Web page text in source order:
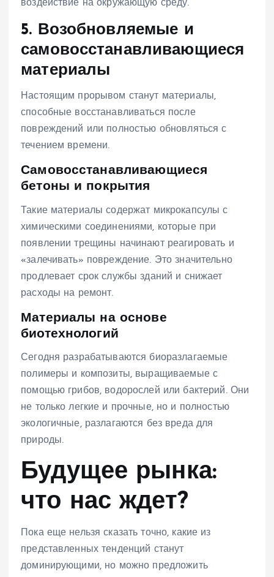
воздействие на окружающую среду.
5. Возобновляемые и
самовосстанавливающиеся
материалы
Настоящим прорывом станут материалы,
способные восстанавливаться после
повреждений или полностью обновляться с
течением времени.
Самовосстанавливающиеся
бетоны и покрытия
Такие материалы содержат микрокапсулы с
химическими соединениями, которые при
появлении трещины начинают реагировать и
«залечивать» повреждение. Это значительно
продлевает срок службы зданий и снижает
расходы на ремонт.
Материалы на основе
биотехнологий
Сегодня разрабатываются биоразлагаемые
полимеры и композиты, выращиваемые с
помощью грибов, водорослей или бактерий. Они
не только легкие и прочные, но и полностью
экологичные, разлагаются без вреда для
природы.
Будущее рынка:
что нас ждет?
Пока еще нельзя сказать точно, какие из
представленных тенденций станут
доминирующими, но можно предложить